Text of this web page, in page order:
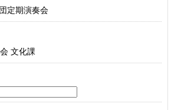
定期演奏会
文化課